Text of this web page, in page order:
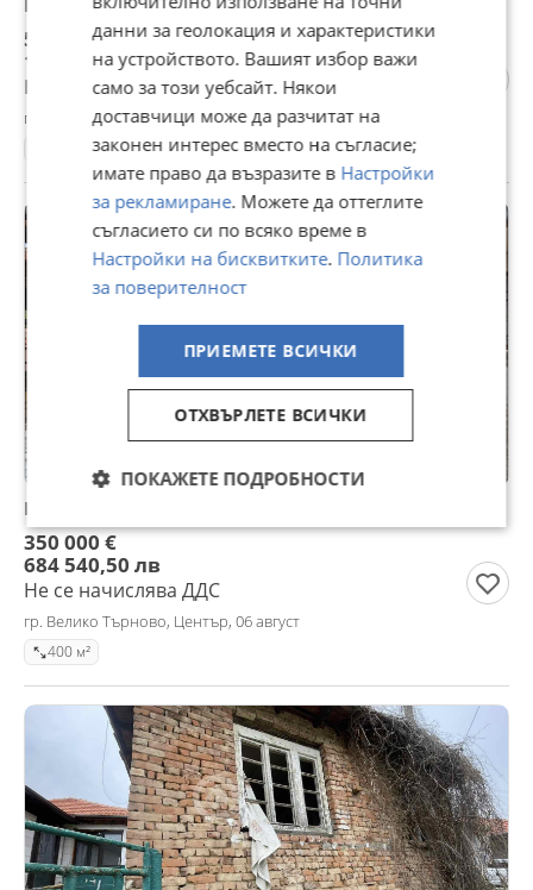
Продава КЪЩА, гр. Велико Търново, Света гора
51 200 €
100 138,50 лв
Не се начислява ДДС
гр. Велико Търново, Света гора, 06 август
Продава КЪЩА, гр. Велико Търново, Център
350 000 €
684 540,50 лв
Не се начислява ДДС
гр. Велико Търново, Център, 06 август
400 м²
данни за геолокация и характеристики
на устройството. Вашият избор важи
само за този уебсайт. Някои
доставчици може да разчитат на
законен интерес вместо на съгласие;
имате право да възразите в Настройки
за рекламиране. Можете да оттеглите
съгласието си по всяко време в
Настройки на бисквитките. Политика
за поверителност
ПРИЕМЕТЕ ВСИЧКИ
ОТХВЪРЛЕТЕ ВСИЧКИ
ПОКАЖЕТЕ ПОДРОБНОСТИ